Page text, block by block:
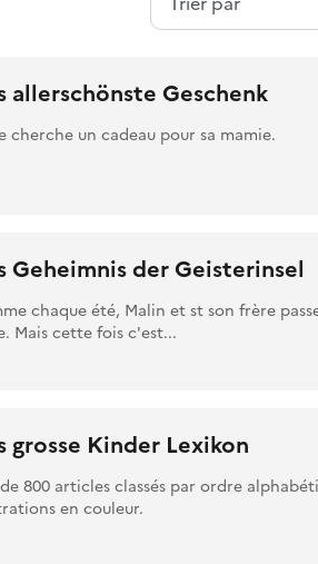
allerschönste Geschenk
cherche un cadeau pour sa mamie.
Geheimnis der Geisterinsel
chaque été, Malin et st son frère
Mais cette fois c'est...
grosse Kinder Lexikon
de 800 articles classés par ordre
en couleur.